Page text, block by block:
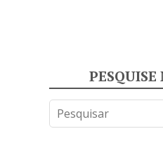
PESQUISE